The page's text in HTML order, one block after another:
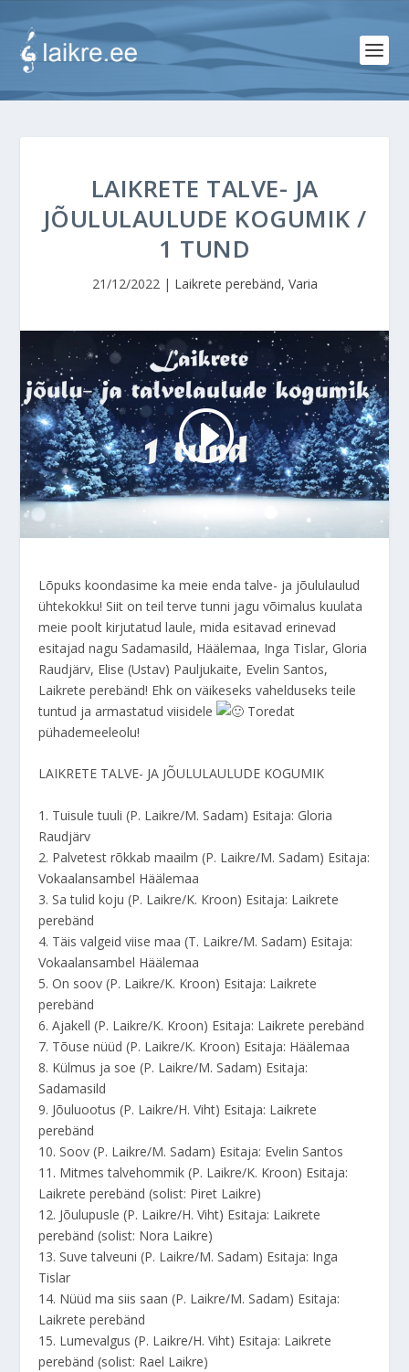
LAIKRETE TALVE- JA
JÕULULAULUDE KOGUMIK /
1 TUND
21/12/2022| Laikrete perebänd, Varia
Lõpuks koondasime ka meie enda talve- ja jõululaulud
ühtekokku! Siit on teil terve tunni jagu võimalus kuulata
meie poolt kirjutatud laule, mida esitavad erinevad
esitajad nagu Sadamasild, Häälemaa, Inga Tislar, Gloria
Raudjärv, Elise (Ustav) Pauljukaite, Evelin Santos,
Laikrete perebänd! Ehk on väikeseks vahelduseks teile
tuntud ja armastatud viisidele
Toredat
pühademeeleolu!
LAIKRETE TALVE- JA JÕULULAULUDE KOGUMIK
1. Tuisule tuuli (P. Laikre/M. Sadam) Esitaja: Gloria
Raudjärv
2. Palvetest rõkkab maailm (P. Laikre/M. Sadam) Esitaja:
Vokaalansambel Häälemaa
3. Sa tulid koju (P. Laikre/K. Kroon) Esitaja: Laikrete
perebänd
4. Täis valgeid viise maa (T. Laikre/M. Sadam) Esitaja:
Vokaalansambel Häälemaa
5. On soov (P. Laikre/K. Kroon) Esitaja: Laikrete
perebänd
6. Ajakell (P. Laikre/K. Kroon) Esitaja: Laikrete perebänd
7. Tõuse nüüd (P. Laikre/K. Kroon) Esitaja: Häälemaa
8. Külmus ja soe (P. Laikre/M. Sadam) Esitaja:
Sadamasild
9. Jõuluootus (P. Laikre/H. Viht) Esitaja: Laikrete
perebänd
10. Soov (P. Laikre/M. Sadam) Esitaja: Evelin Santos
11. Mitmes talvehommik (P. Laikre/K. Kroon) Esitaja:
Laikrete perebänd (solist: Piret Laikre)
12. Jõulupusle (P. Laikre/H. Viht) Esitaja: Laikrete
perebänd (solist: Nora Laikre)
13. Suve talveuni (P. Laikre/M. Sadam) Esitaja: Inga
Tislar
14. Nüüd ma siis saan (P. Laikre/M. Sadam) Esitaja:
Laikrete perebänd
15. Lumevalgus (P. Laikre/H. Viht) Esitaja: Laikrete
perebänd (solist: Rael Laikre)